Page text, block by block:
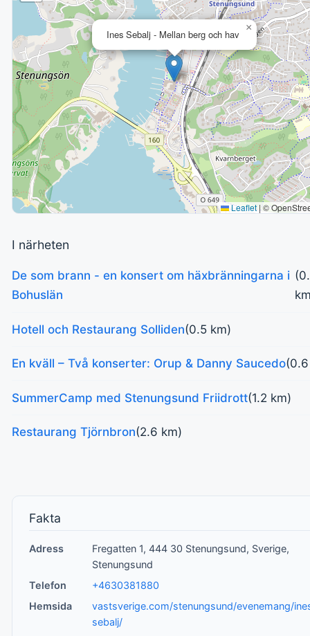
Ines Sebalj - Mellan berg och hav
×
Leaflet |©
I närheten
De som brann - en konsert om häxbränningarna i
Bohuslän
Hotell och Restaurang Solliden(0.5 km)
En kväll – Två konserter: Orup & Danny Saucedo
SummerCamp med Stenungsund Friidrott(1.2 km)
Restaurang Tjörnbron(2.6 km)
Fakta
Adress
Fregatten 1, 444 30 Stenungsund, Sverige,
Stenungsund
Telefon
+4630381880
Hemsida
vastsverige.com/stenungsund/evenemang/
sebalj/